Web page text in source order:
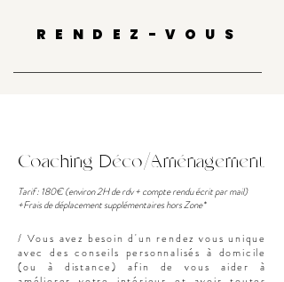
RENDEZ-VOUS
Coaching Déco/Aménagement
Tarif : 180€ (environ 2H de rdv + compte rendu écrit par mail)
+Frais de déplacement supplémentaires hors Zone*
/ Vous avez besoin d'un rendez vous unique
avec des conseils personnalisés à domicile
(ou à distance) afin de vous aider à